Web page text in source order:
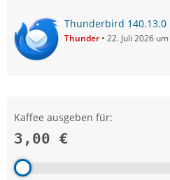
Thunderbird 140.13.0
Thunder 22. Juli 2026
Kaffee ausgeben für:
3,00 €